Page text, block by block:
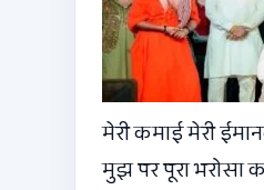
मेरी कमाई मेरी
मुझ पर पूरा भरोसा